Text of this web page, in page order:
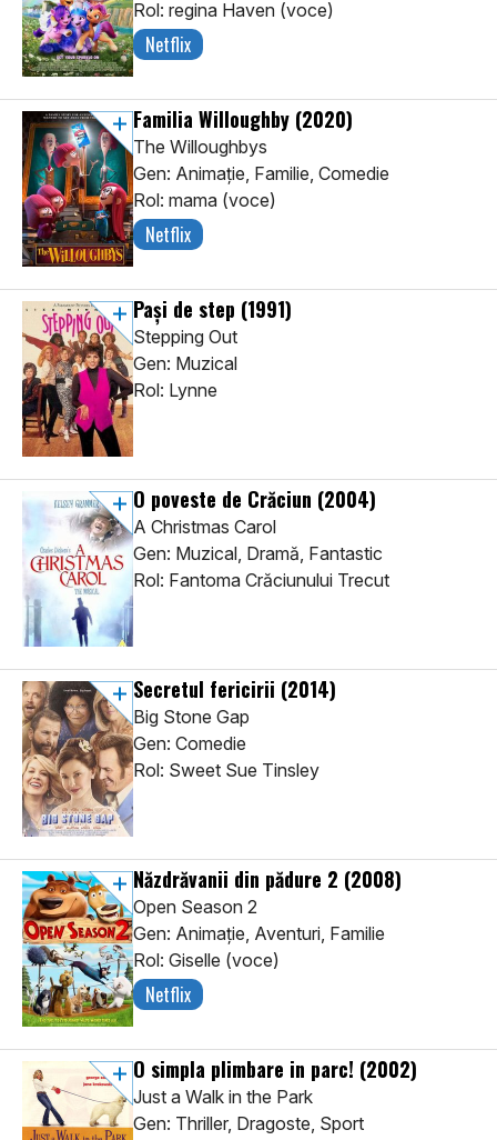
Rol: regina Haven (voce)
Netflix
Familia Willoughby (2020)
The Willoughbys
Gen: Animaţie, Familie, Comedie
Rol: mama (voce)
Netflix
Pași de step (1991)
Stepping Out
Gen: Muzical
Rol: Lynne
O poveste de Crăciun (2004)
A Christmas Carol
Gen: Muzical, Dramă, Fantastic
Rol: Fantoma Crăciunului Trecut
Secretul fericirii (2014)
Big Stone Gap
Gen: Comedie
Rol: Sweet Sue Tinsley
Năzdrăvanii din pădure 2 (2008)
Open Season 2
Gen: Animaţie, Aventuri, Familie
Rol: Giselle (voce)
Netflix
O simpla plimbare in parc! (2002)
Just a Walk in the Park
Gen: Thriller, Dragoste, Sport